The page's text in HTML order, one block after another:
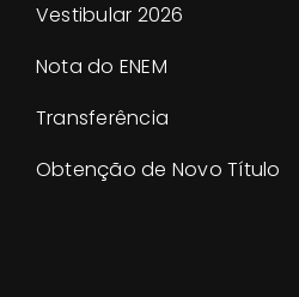
Vestibular 2026
Nota do ENEM
Transferência
Obtenção de Novo Título